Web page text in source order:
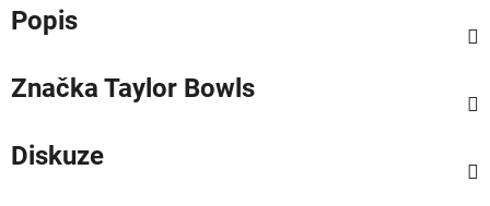
Popis
Značka Taylor Bowls
Diskuze